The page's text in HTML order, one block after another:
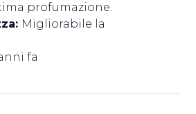
profumazione.
Migliorabile la
fa